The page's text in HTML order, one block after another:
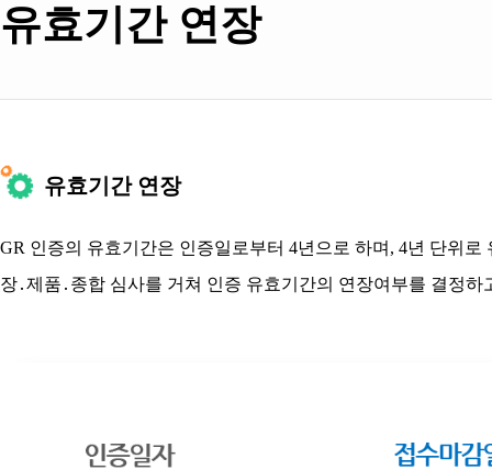
유효기간 연장
유효기간 연장
GR 인증의 유효기간은 인증일로부터 4년으로 하며, 4년 단위
장․제품․종합 심사를 거쳐 인증 유효기간의 연장여부를 결정하